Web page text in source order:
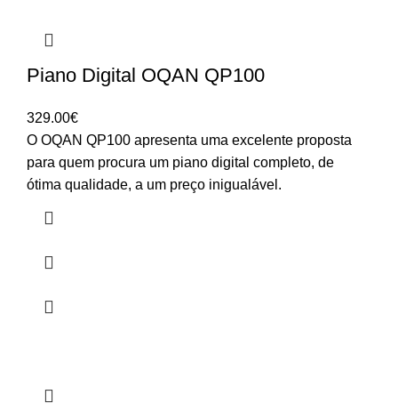
Piano Digital OQAN QP100
329.00€
O OQAN QP100 apresenta uma excelente proposta
para quem procura um piano digital completo, de
ótima qualidade, a um preço inigualável.